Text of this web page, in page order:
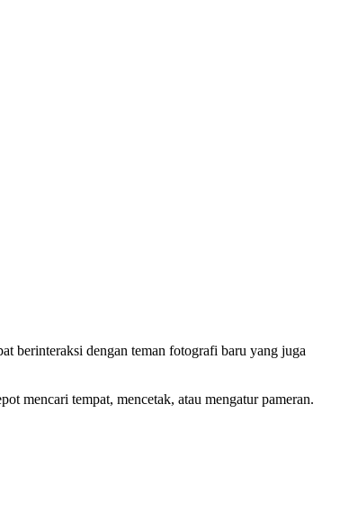
berinteraksi dengan teman fotografi baru yang juga
mencari tempat, mencetak, atau mengatur pameran.